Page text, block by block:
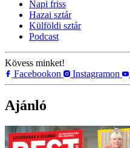
Napi friss
Hazai sztár
Külföldi sztár
Podcast
Kövess minket!
Facebookon
Instagramon
Ajánló